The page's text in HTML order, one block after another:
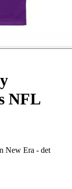
NFL
New Era - det